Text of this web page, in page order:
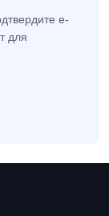
e-
для